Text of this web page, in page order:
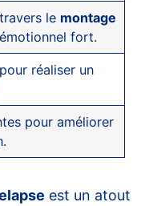
le montage
fort.
pour réaliser un
pour améliorer
est un atout